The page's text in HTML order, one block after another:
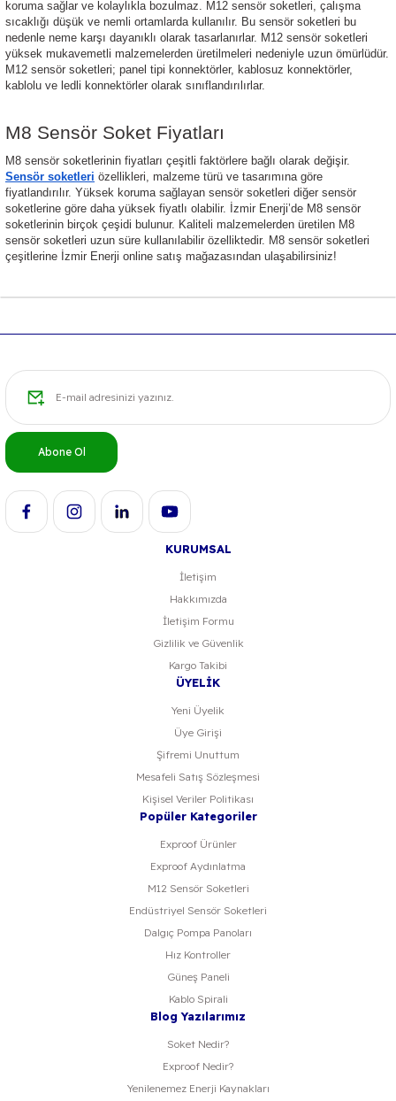
koruma sağlar ve kolaylıkla bozulmaz. M12 sensör soketleri, çalışma
sıcaklığı düşük ve nemli ortamlarda kullanılır. Bu sensör soketleri bu
nedenle neme karşı dayanıklı olarak tasarlanırlar. M12 sensör soketleri
yüksek mukavemetli malzemelerden üretilmeleri nedeniyle uzun ömürlüdür.
M12 sensör soketleri; panel tipi konnektörler, kablosuz konnektörler,
kablolu ve ledli konnektörler olarak sınıflandırılırlar.
M8 Sensör Soket Fiyatları
Sensör soketleri özellikleri, malzeme türü ve tasarımına göre
fiyatlandırılır. Yüksek koruma sağlayan sensör soketleri diğer sensör
soketlerine göre daha yüksek fiyatlı olabilir. İzmir Enerji’de M8 sensör
soketlerinin birçok çeşidi bulunur. Kaliteli malzemelerden üretilen M8
sensör soketleri uzun süre kullanılabilir özelliktedir. M8 sensör soketleri
çeşitlerine İzmir Enerji online satış mağazasından ulaşabilirsiniz!
Abone Ol
KURUMSAL
İletişim
Hakkımızda
İletişim Formu
Gizlilik ve Güvenlik
Kargo Takibi
ÜYELİK
Yeni Üyelik
Üye Girişi
Şifremi Unuttum
Mesafeli Satış Sözleşmesi
Kişisel Veriler Politikası
Popüler Kategoriler
Exproof Ürünler
Exproof Aydınlatma
M12 Sensör Soketleri
Endüstriyel Sensör Soketleri
Dalgıç Pompa Panoları
Hız Kontroller
Güneş Paneli
Kablo Spirali
Blog Yazılarımız
Soket Nedir?
Exproof Nedir?
Yenilenemez Enerji Kaynakları